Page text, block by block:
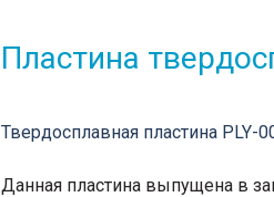
Пластина
Твердосплавная пластина
Данная пластина выпущена в